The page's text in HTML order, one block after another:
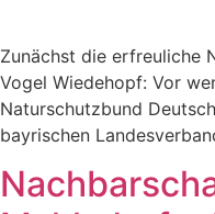
Zunächst die erfreuliche
Vogel Wiedehopf: Vor
Naturschutzbund
bayrischen